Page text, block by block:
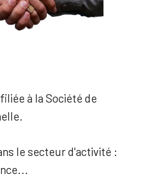
à la Société de
le secteur d'activité :